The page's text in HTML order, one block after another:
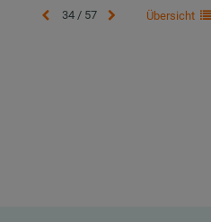
34 / 57 Übersicht